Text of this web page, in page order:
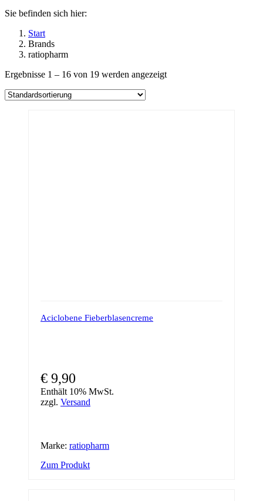
Sie befinden sich hier:
Start
Brands
ratiopharm
Ergebnisse 1 – 16 von 19 werden angezeigt
Aciclobene Fieberblasencreme
€ 9,90
Enthält 10% MwSt.
zzgl. Versand
Marke: ratiopharm
Zum Produkt